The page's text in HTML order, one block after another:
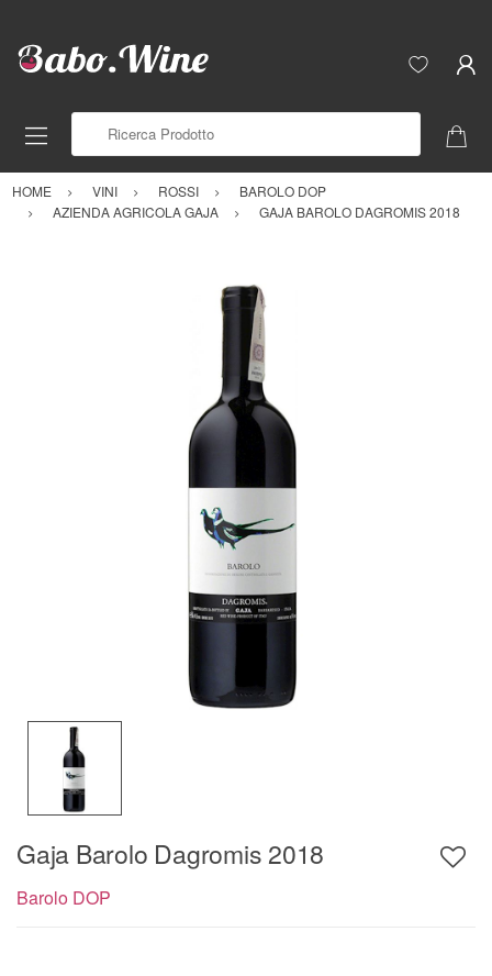
HOME VINI ROSSI
BAROLO DOP
AZIENDA AGRICOLA GAJA
GAJA BAROLO DAGROMIS 2018
Gaja Barolo Dagromis 2018
Barolo DOP